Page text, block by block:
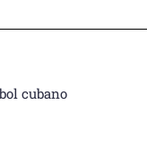
cubano